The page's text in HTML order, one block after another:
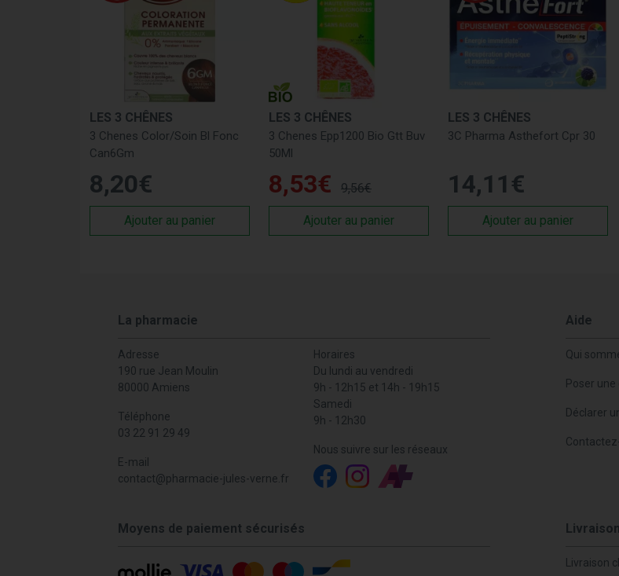
LES 3 CHÊNES
3 Chenes Color/Soin Bl Fonc
Can6Gm
8,20€
Ajouter au panier
LES 3 CHÊNES
3 Chenes Epp1200 Bio Gtt Buv
50Ml
8,53€ 9,56€
Ajouter au panier
LES 3 CHÊNES
3C Pharma Asthefort Cpr 30
14,11 €
Ajouter au panier
La pharmacie
Adresse
190 rue Jean Moulin
80000 Amiens
Téléphone
03 22 91 29 49
E-mail
contact@pharmacie-jules-verne.fr
Horaires
Du lundi au vendredi
9h - 12h15 et 14h - 19h15
Samedi
9h - 12h30
Nous suivre sur les réseaux
Aide
Qui
Poser
Déclarer
Moyens de paiement sécurisés Livraison
Livraison